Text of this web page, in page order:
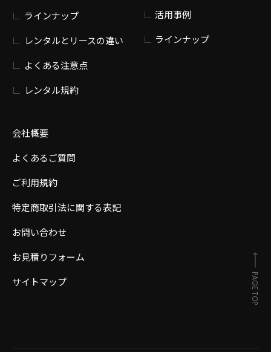
ラインナップ
レンタルとリースの違い
よくある注意点
レンタル規約
会社概要
よくあるご質問
ご利用規約
特定商取引法に関する表記
お問い合わせ
お見積りフォーム
サイトマップ
活用事例
ラインナップ
PAGE TOP